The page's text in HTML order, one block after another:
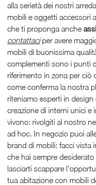
alla serietà dei nostri
mobili e oggetti accessori
che ti proponga anche
contattaciper avere
mobili di buonissima
complementi sono i punti
riferimento in zona per ciò
come conferma la nostra
riteniamo esperti in
creazione di interni unici e
vivono: rivolgiti al nostro
ad hoc. In negozio puoi
brand di mobili: facci vista
che hai sempre
lasciarti scappare
tua abitazione con mobili